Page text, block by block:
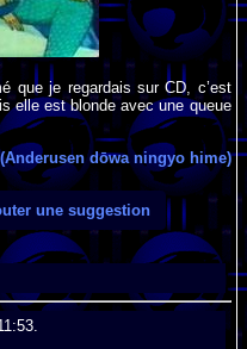
que je regardais sur CD, c’est
elle est blonde avec une queue
dōwa ningyo hime)
une suggestion